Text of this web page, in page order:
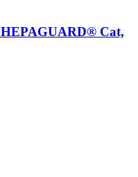
HEPAGUARD® Cat,